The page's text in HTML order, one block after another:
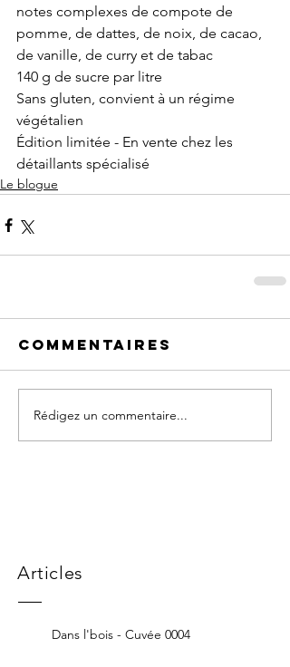
notes complexes de compote de
pomme, de dattes, de noix, de cacao,
de vanille, de curry et de tabac
140 g de sucre par litre
Sans gluten, convient à un régime
végétalien
Édition limitée - En vente chez les
détaillants spécialisé
Le blogue
Commentaires
Rédigez un commentaire...
Articles
Dans l'bois - Cuvée 0004